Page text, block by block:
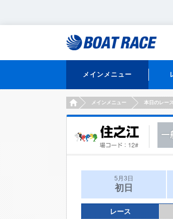
メインメニュー
HOMEメインメニュー 本日のレース
5月3日
初日
レース